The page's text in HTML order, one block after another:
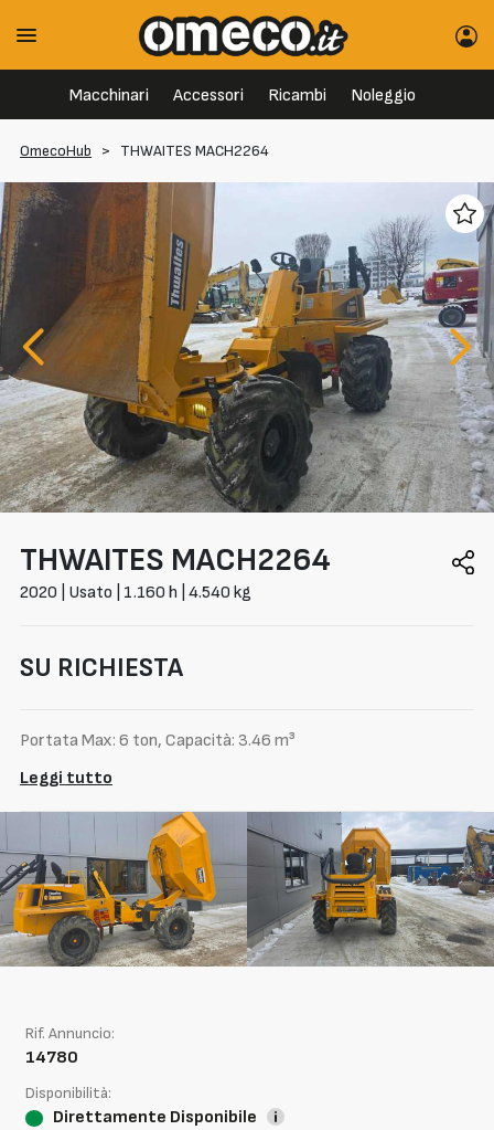
Macchinari Accessori Ricambi Noleggio
OmecoHub > THWAITES MACH2264
THWAITES MACH2264
2020 | Usato | 1.160 h | 4.540 kg
SU RICHIESTA
Portata Max: 6 ton, Capacità: 3.46 m³
Leggi tutto
Rif. Annuncio:
14780
Disponibilità:
Direttamente Disponibile